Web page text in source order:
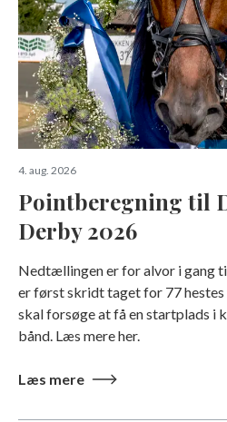
4. aug. 2026
Pointberegning til
Derby 2026
Nedtællingen er for alvor i gang
er først skridt taget for 77 hestes
skal forsøge at få en startplads i
bånd. Læs mere her.
Læs mere